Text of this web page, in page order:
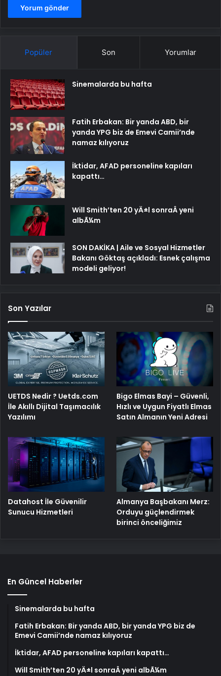
Popüler Son Yorumlar
Sinemalarda bu hafta
Fatih Erbakan: Bir yanda ABD, bir
yanda YPG biz de Emevi Camii’nde
namaz kılıyoruz
İktidar, AFAD personeline kapıları
kapattı…
Will Smith’ten 20 yÄ±l sonraÂ yeni
albÃ¼m
SON DAKİKA | Aile ve Sosyal Hizmetler
Bakanı Göktaş açıkladı: Esnek çalışma
modeli geliyor!
Son Yazılar
UETDS Nedir ? Uetds.com
İle Akıllı Dijital Taşımacılık
Yazılımı
Bigo Elmas Bayi – Güvenli,
Hızlı ve Uygun Fiyatlı Elmas
Satın Almanın Yeni Adresi
Datahost İle Güvenilir
Sunucu Hizmetleri
Almanya Başbakanı Merz:
Orduyu güçlendirmek
birinci önceliğimiz
En Güncel Haberler
Sinemalarda bu hafta
Fatih Erbakan: Bir yanda ABD, bir yanda YPG biz de
Emevi Camii’nde namaz kılıyoruz
İktidar, AFAD personeline kapıları kapattı…
Will Smith’ten 20 yÄ±l sonraÂ yeni albÃ¼m